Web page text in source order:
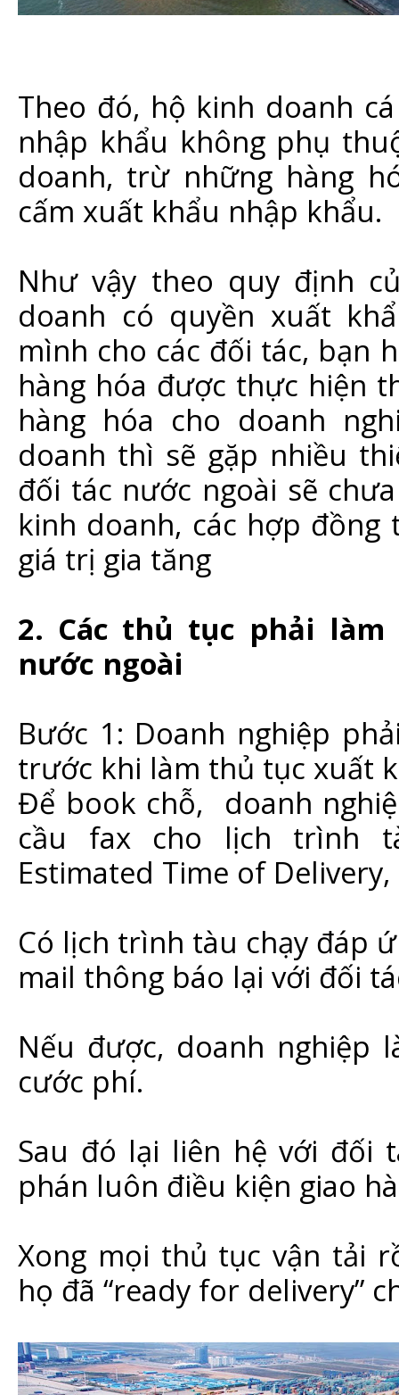
Theo đó, hộ kinh doanh
nhập khẩu không phụ
doanh, trừ những hàng
cấm xuất khẩu nhập khẩu.
Như vậy theo quy định
doanh có quyền xuất
mình cho các đối tác, bạn
hàng hóa được thực hiện
hàng hóa cho doanh
doanh thì sẽ gặp nhiều
đối tác nước ngoài sẽ
kinh doanh, các hợp
giá trị gia tăng
2. Các thủ tục phải
nước ngoài
Bước 1: Doanh nghiệp
trước khi làm thủ tục xuất
Để book chỗ, doanh
cầu fax cho lịch trình
Estimated Time of
Có lịch trình tàu chạy đáp
mail thông báo lại với đối
Nếu được, doanh nghiệp
cước phí.
Sau đó lại liên hệ với đối
phán luôn điều kiện giao
Xong mọi thủ tục vận tải
họ đã “ready for delivery”